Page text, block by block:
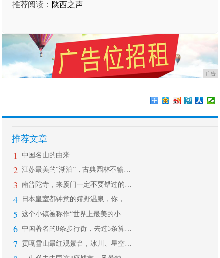
推荐阅读： 陕西之声
广告
推荐文章
1 中国名山的由来
2 江苏最美的“湖泊”，古典园林不输苏州
3 南普陀寺，来厦门一定不要错过的千年古
4 日本皇室都钟意的嬉野温泉，你，不能错
5 这个小镇被称作“世界上最美的小镇”，
6 中国著名的8条步行街，去过3条算合格
7 贡嘎雪山最红观景台，冰川、星空、云海